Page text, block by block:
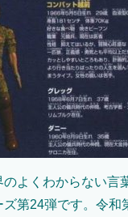
よくわからない言
ズ第24弾です。令和